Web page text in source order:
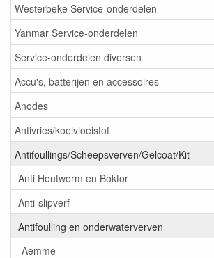
Westerbeke Service-onderdelen
Yanmar Service-onderdelen
Service-onderdelen diversen
Accu's, batterijen en accessoires
Anodes
Antivries/koelvloeistof
Antifoullings/Scheepsverven/Gelcoat/Kit
Anti Houtworm en Boktor
Anti-slipverf
Antifoulling en onderwaterverven
Aemme